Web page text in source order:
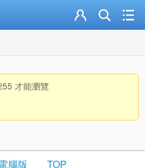
才能瀏覽
腦版 TOP